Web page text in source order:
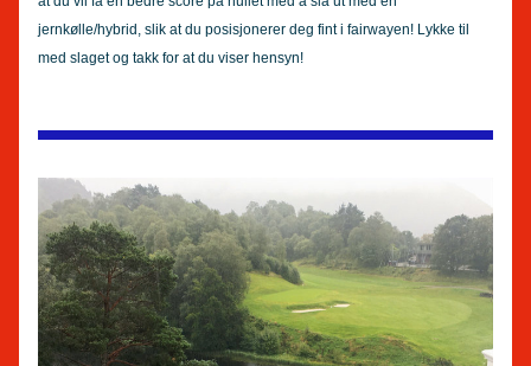
jernkølle/hybrid, slik at du posisjonerer deg fint i fairwayen! Lykke til
med slaget og takk for at du viser hensyn!